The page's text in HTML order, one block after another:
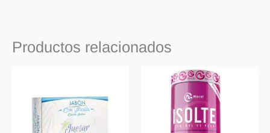
Productos relacionados